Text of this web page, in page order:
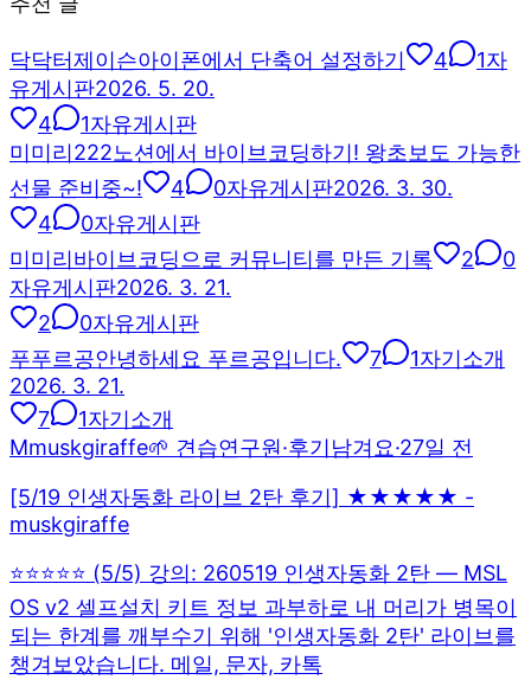
닥닥터제이슨아이폰에서 단축어 설정하기 4 1자
유게시판2026. 5. 20.
4
1자유게시판
미미리222노션에서 바이브코딩하기! 왕초보도 가능한
선물 준비중~!
4 0자유게시판2026. 3. 30.
4
0자유게시판
미미리바이브코딩으로 커뮤니티를 만든 기록 2
0
자유게시판2026. 3. 21.
2
0자유게시판
푸푸르공안녕하세요 푸르공입니다. 7 1자기소개
2026. 3. 21.
7
1자기소개
Mmuskgiraffe🌱 견습연구원·후기남겨요·27일 전
[5/19 인생자동화 라이브 2탄 후기] ★★★★★ -
muskgiraffe
⭐⭐⭐⭐⭐ (5/5) 강의: 260519 인생자동화 2탄 — MSL
OS v2 셀프설치 키트 정보 과부하로 내 머리가 병목이
되는 한계를 깨부수기 위해 '인생자동화 2탄' 라이브를
챙겨보았습니다. 메일, 문자, 카톡